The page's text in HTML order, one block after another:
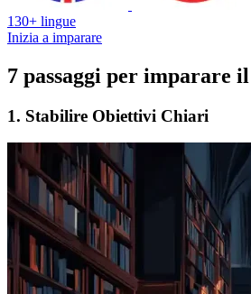
130+ lingue
Inizia a imparare
7 passaggi per imparare
1. Stabilire Obiettivi Chiari